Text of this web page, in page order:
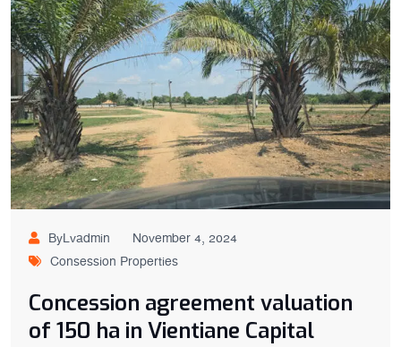
ByLvadmin
November 4, 2024
Consession Properties
Concession agreement valuation
of 150 ha in Vientiane Capital